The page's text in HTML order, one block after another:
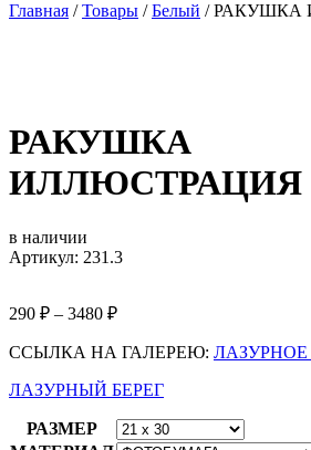
Главная /Товары /Белый /РАКУШКА
РАКУШКА
ИЛЛЮСТРАЦИЯ
в наличии
Артикул: 231.3
290 ₽ – 3480 ₽
ССЫЛКА НА ГАЛЕРЕЮ:
ЛАЗУРНЫЙ БЕРЕГ
РАЗМЕР